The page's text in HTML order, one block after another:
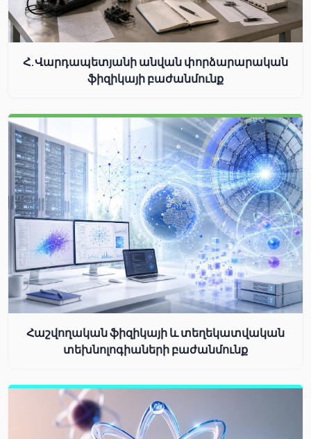
Հ.Վարդապետյանի անվան փորձարարական
ֆիզիկայի բաժանմունք
Հաշվողական ֆիզիկայի և տեղեկատվական
տեխնոլոգիաների բաժանմունք